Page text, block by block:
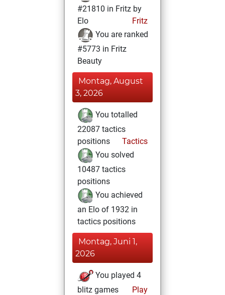
#21810 in Fritz by
Elo
Fritz
You are ranked
#5773 in Fritz
Beauty
Montag, August
3, 2026
You totalled
22087 tactics
positions
Tactics
You solved
10487 tactics
positions
You achieved
an Elo of 1932 in
tactics positions
Montag, Juni 1,
2026
You played 4
blitz games
Play